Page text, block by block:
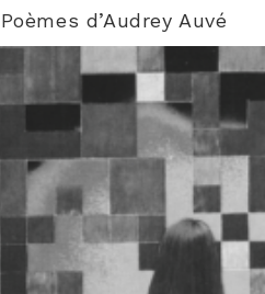
Pensées
Poèmes d’Audrey Auvé